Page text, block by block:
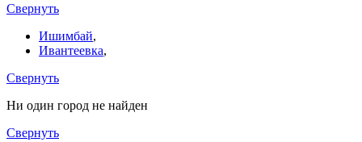
Свернуть
Ишимбай,
Ивантеевка,
Свернуть
Ни один город не найден
Свернуть